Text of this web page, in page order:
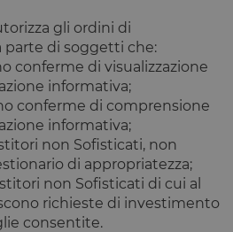
gli ordini di
di soggetti che:
conferme di visualizzazione
informativa;
conferme di comprensione
informativa;
non Sofisticati, non
di appropriatezza;
non Sofisticati di cui al
richieste di investimento
consentite.
significativo del
servizio di
analisi più
utilizzato da
Google. Questo
distinguere
utenti unici
assegnando un
numero
generato in
modo casuale
in tempo
reale da
inserzionisti
LLC
2 mesi 4
settimane
Questo
impostato
da
Doubleclick
e fornisce
informazioni
su come
l'utente